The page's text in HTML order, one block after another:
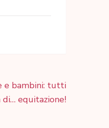
e bambini: tutti
di… equitazione!